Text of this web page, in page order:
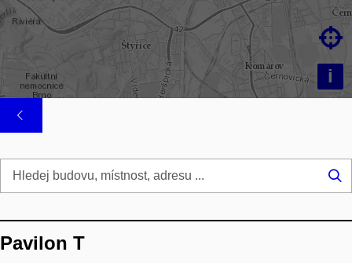
i

Pavilon T